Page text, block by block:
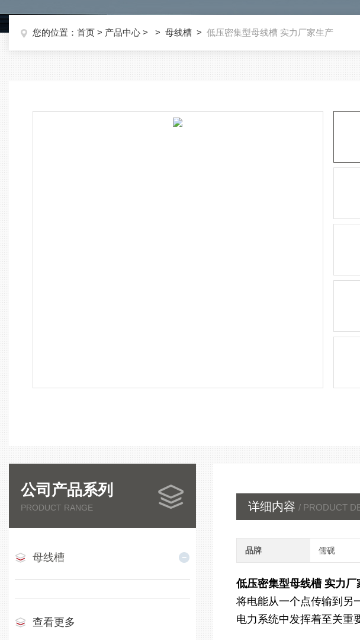
您的位置： 首页 > 产品中心 > > 母线槽 > 低压密集型母线槽 实力厂家生产
公司产品系列
PRODUCT RANGE
母线槽
查看更多
详细内容 / PRODUCT
品牌 儒砚
低压密集型母线槽 实力厂
将电能从一个点传输到另
电力系统中发挥着至关重